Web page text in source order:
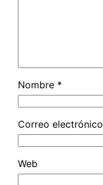
Nombre *
Correo electrónico
Web